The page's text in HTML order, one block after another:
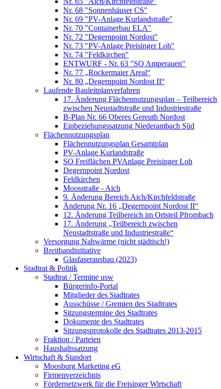
Nr. 68 "Sonnenhäuser CS"
Nr. 69 "PV-Anlage Kurlandstraße"
Nr. 70 "Containerbau ELA"
Nr. 72 "Degernpoint Nordost"
Nr. 73 "PV-Anlage Preisinger Loh"
Nr. 74 "Feldkirchen"
ENTWURF - Nr. 63 "SO Amperauen"
Nr. 77 „Rockermaier Areal“
Nr. 80 „Degernpoint Nordost II“
Laufende Bauleitplanverfahren
17. Änderung Flächennutzungsplan – Teilbereich
zwischen Neustadtstraße und Industriestraße
B-Plan Nr. 66 Oberes Gereuth Nordost
Einbeziehungssatzung Niederambach Süd
Flächennutzungsplan
Flächennutzungsplan Gesamtplan
PV-Anlage Kurlandstraße
SO Freiflächen PV­Anlage Preisinger Loh
Degernpoint Nordost
Feldkirchen
Moosstraße - Aich
9. Änderung Bereich Aich/Kirchfeldstraße
Änderung Nr. 16 „Degernpoint Nordost II“
12. Änderung Teilbereich im Ortsteil Pfrombach
17. Änderung „Teilbereich zwischen
Neustadtstraße und Industriestraße“
Versorgung Nahwärme (nicht städtisch!)
Breitbandinitiative
Glasfaserausbau (2023)
Stadtrat & Politik
Stadtrat / Termine usw
Bürgerinfo-Portal
Mitglieder des Stadtrates
Ausschüsse / Gremien des Stadtrates
Sitzungstermine des Stadtrates
Dokumente des Stadtrates
Sitzungsprotokolle des Stadtrates 2013-2015
Fraktion / Parteien
Haushaltssatzung
Wirtschaft & Standort
Moosburg Marketing eG
Firmenverzeichnis
Fördernetzwerk für die Freisinger Wirtschaft